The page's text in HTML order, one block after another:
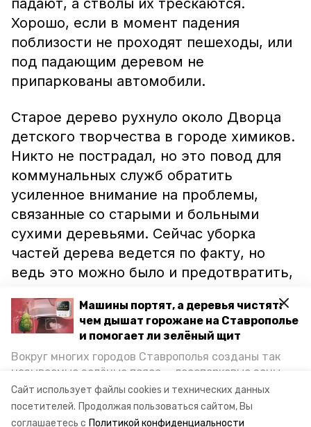
Сайт использует файлы cookies и технических данных
посетителей. Продолжая пользоваться сайтом, Вы
соглашаетесь с Политикой конфиденциальности
Машины портят, а деревья чистят:
чем дышат горожане на Ставрополье
и помогает ли зелёный щит
Вокруг многих городов Ставрополья созданы так
называемые зелёные пояса — лесопарковые зоны,
снижающие негативное воздействие выхлопных
газов на атмосферу. Справляются ли они с
постоянно растущим потоком автотранспорта и
падают, а стволы их трескаются.
Хорошо, если в момент падения
поблизости не проходят пешеходы, или
под падающим деревом не
припаркованы автомобили.
Старое дерево рухнуло около Дворца
детского творчества в городе химиков.
Никто не пострадал, но это повод для
коммунальных служб обратить
усиленное внимание на проблемы,
связанные со старыми и больными
сухими деревьями. Сейчас уборка
частей дерева ведется по факту, но
ведь это можно было и предотвратить,
Напоминаем, ранее информпортал
Ставрополье еще десять молодых
семей получили жилищные
сертификаты.